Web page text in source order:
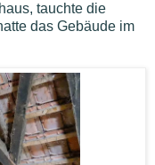
tauchte die
das Gebäude im